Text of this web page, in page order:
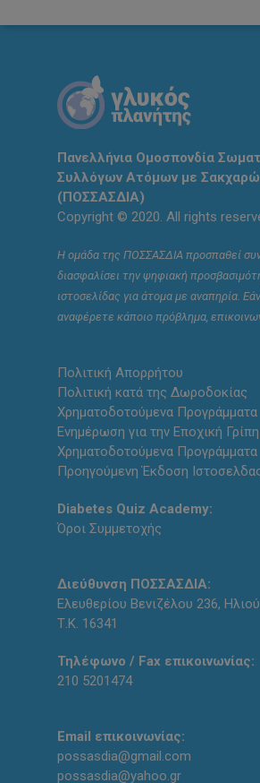
Πανελλήνια Ομοσπονδία
Συλλόγων Ατόμων με
(ΠΟΣΣΑΣΔΙΑ)
Copyright © 2020. All rights
Η ομάδα της ΠΟΣΣΑΣΔΙΑ προσπαθεί
διασφαλίσει την ψηφιακή
ιστοσελίδας για άτομα με αναπηρία.
αναφέρετε κάποιο πρόβλημα,
Πολιτική Απορρήτου
Πολιτική κατά της Δωροδοκίας
Χρηματοδοτούμενα Προγράμματα
Ενημέρωση για την Εποχική Γρίπη
Χρηματοδοτούμενα Προγράμματα
Προηγούμενη Έκδοση
Diabetes Quiz Academy:
Όροι Συμμετοχής
Διεύθυνση ΠΟΣΣΑΣΔΙΑ:
Ελευθερίου Βενιζέλου 236,
Τ.Κ. 16341
Τηλέφωνο / Fax επικοινωνίας:
210 5201474
Email επικοινωνίας:
possasdia@gmail.com
possasdia@yahoo.gr